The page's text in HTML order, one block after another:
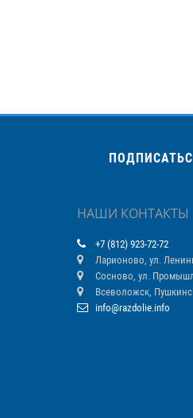
НАШИ КОНТАКТЫ
+7 (812) 923-72-72
Ларионово, ул.
Сосново, ул.
Всеволожск,
info@razdolie.info